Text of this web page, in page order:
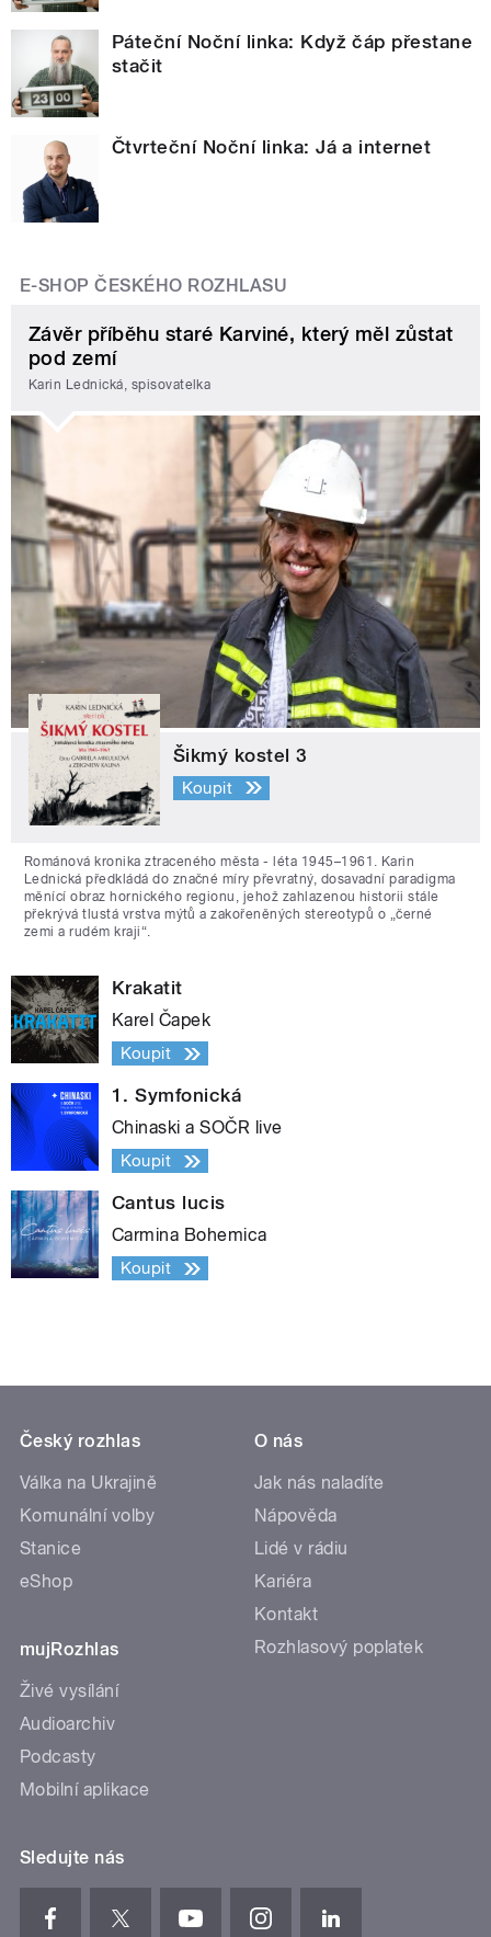
Páteční Noční linka: Když čáp přestane
stačit
Čtvrteční Noční linka: Já a internet
E-SHOP ČESKÉHO ROZHLASU
Závěr příběhu staré Karviné, který měl zůstat
pod zemí
Karin Lednická, spisovatelka
Šikmý kostel 3
Koupit
Románová kronika ztraceného města - léta 1945–1961. Karin
Lednická předkládá do značné míry převratný, dosavadní paradigma
měnící obraz hornického regionu, jehož zahlazenou historii stále
překrývá tlustá vrstva mýtů a zakořeněných stereotypů o „černé
zemi a rudém kraji“.
Krakatit
Karel Čapek
Koupit
1. Symfonická
Chinaski a SOČR live
Koupit
Cantus lucis
Carmina Bohemica
Koupit
Český rozhlas
Válka na Ukrajině
Komunální volby
Stanice
eShop
mujRozhlas
Živé vysílání
Audioarchiv
Podcasty
Mobilní aplikace
O nás
Jak nás naladíte
Nápověda
Lidé v rádiu
Kariéra
Kontakt
Rozhlasový poplatek
Sledujte nás